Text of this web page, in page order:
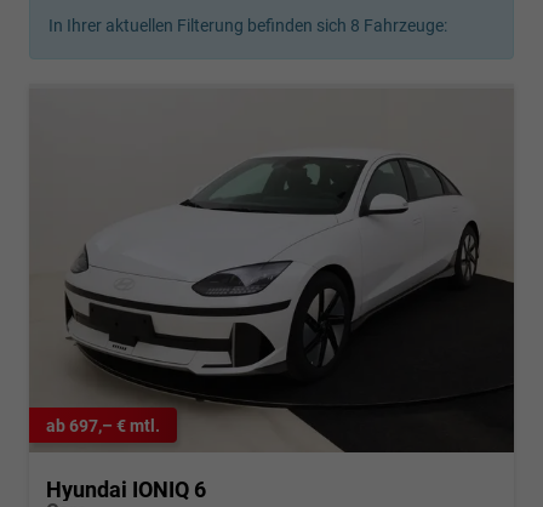
In Ihrer aktuellen Filterung befinden sich 8 Fahrzeuge:
ab 697,– € mtl.
Hyundai IONIQ 6